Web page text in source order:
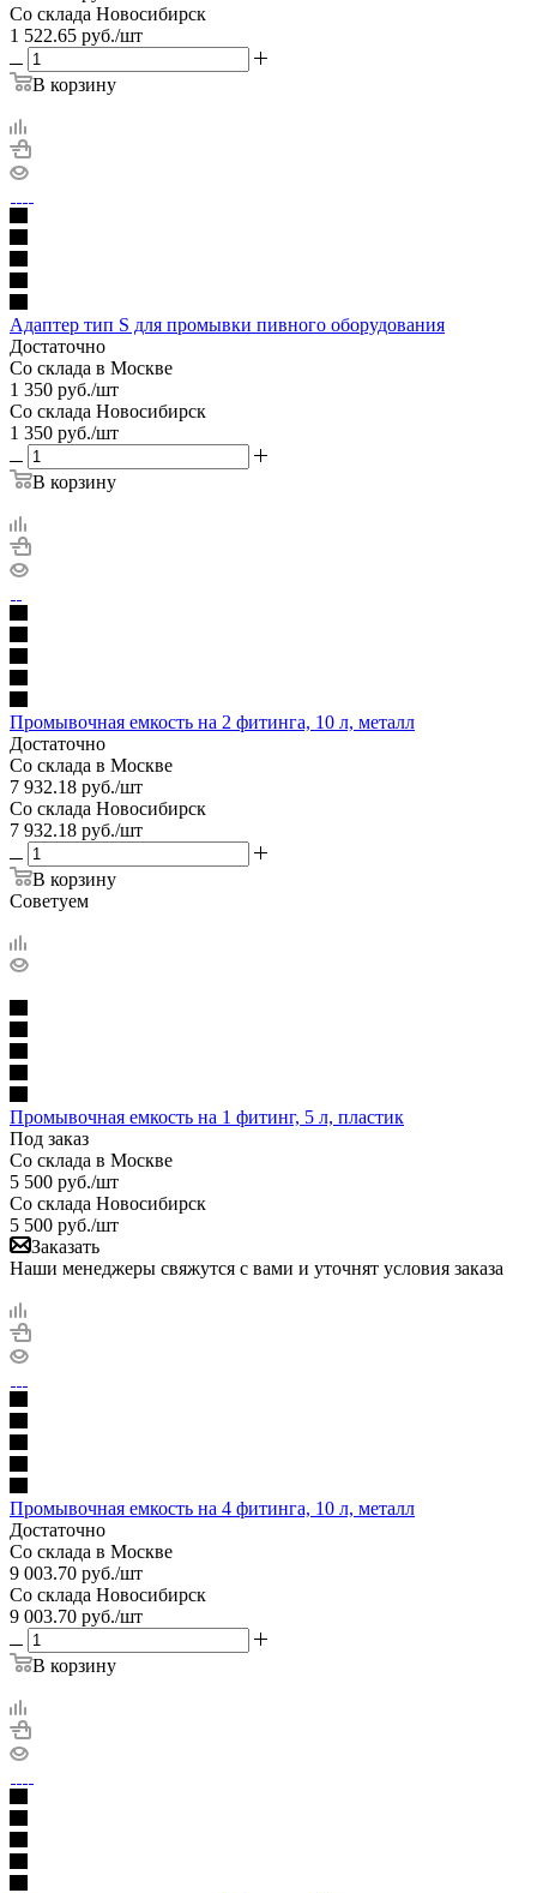
Со склада Новосибирск
1 522.65 руб./шт
В корзину
Адаптер тип S для промывки пивного оборудования
Достаточно
Со склада в Москве
1 350 руб./шт
Со склада Новосибирск
1 350 руб./шт
В корзину
Промывочная емкость на 2 фитинга, 10 л, металл
Достаточно
Со склада в Москве
7 932.18 руб./шт
Со склада Новосибирск
7 932.18 руб./шт
В корзину
Советуем
Промывочная емкость на 1 фитинг, 5 л, пластик
Под заказ
Со склада в Москве
5 500 руб./шт
Со склада Новосибирск
5 500 руб./шт
Заказать
Наши менеджеры свяжутся с вами и уточнят условия заказа
Промывочная емкость на 4 фитинга, 10 л, металл
Достаточно
Со склада в Москве
9 003.70 руб./шт
Со склада Новосибирск
9 003.70 руб./шт
В корзину